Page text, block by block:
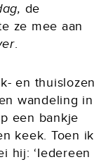
de
ze mee aan
.
en thuislozen
wandeling in
een bankje
keek. Toen ik
hij: ‘Iedereen